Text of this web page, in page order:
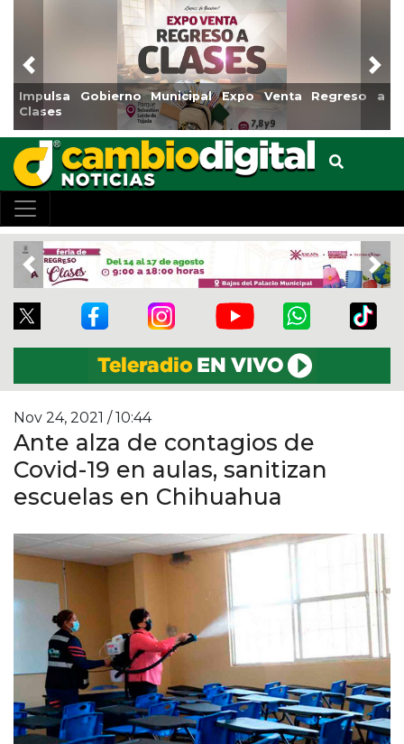
Impulsa Gobierno Municipal Expo Venta Regreso a
Clases
Previous
Previous
Nov 24, 2021 / 10:44
Ante alza de contagios de
Covid-19 en aulas, sanitizan
escuelas en Chihuahua